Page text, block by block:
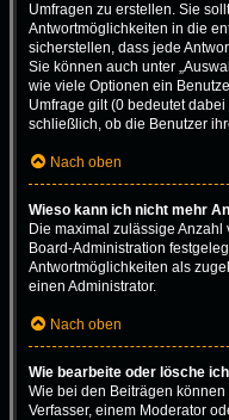
Umfragen zu erstellen. Sie
Antwortmöglichkeiten in die
sicherstellen, dass jede
Sie können auch unter
wie viele Optionen ein
Umfrage gilt (0 bedeutet
schließlich, ob die Benutzer
Nach oben
Wieso kann ich nicht mehr
Die maximal zulässige
Board-Administration
Antwortmöglichkeiten als
einen Administrator.
Nach oben
Wie bearbeite oder lösche
Wie bei den Beiträgen
Verfasser, einem Moderator